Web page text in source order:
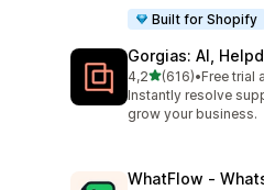
Built for Shopify
Gorgias: AI,
4,25 yıldız üzerinden
(616)
toplam 616•Free trial
Instantly resolve
grow your business.
WhatFlow ‑